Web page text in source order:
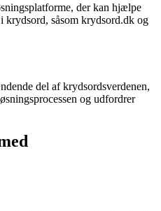
der kan hjælpe
krydsord, såsom krydsord.dk og
del af krydsordsverdenen,
og udfordrer